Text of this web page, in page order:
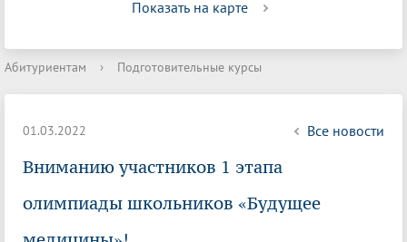
Показать на карте
Абитуриентам › Подготовительные курсы
01.03.2022 Все новости
Вниманию участников 1 этапа
олимпиады школьников «Будущее